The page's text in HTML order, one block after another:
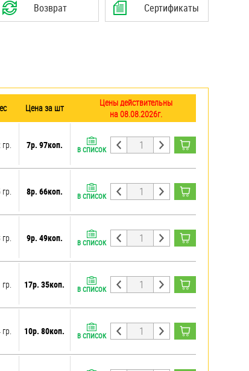
Возврат Сертификаты
Цена за шт
Цены действительны
на 08.08.2026г.
7р. 97коп. В СПИСОК
8р. 66коп. В СПИСОК
9р. 49коп. В СПИСОК
17р. 35коп. В СПИСОК
10р. 80коп. В СПИСОК